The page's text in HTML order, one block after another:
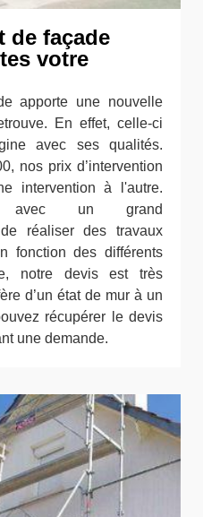
de façade
votre
apporte une nouvelle
En effet, celle-ci
avec ses qualités.
nos prix d’intervention
intervention à l'autre.
avec un grand
réaliser des travaux
fonction des différents
notre devis est très
d’un état de mur à un
récupérer le devis
une demande.